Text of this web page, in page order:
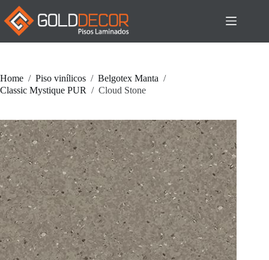
Pular
para
conteúdo
Home / Piso vinílicos / Belgotex Manta /
Classic Mystique PUR / Cloud Stone